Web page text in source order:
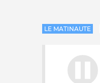
LE MATINAUTE